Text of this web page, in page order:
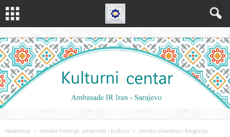
Naslovnica Iranska historija, umjetnost i kultura Iransko slikarstvo i fotografija